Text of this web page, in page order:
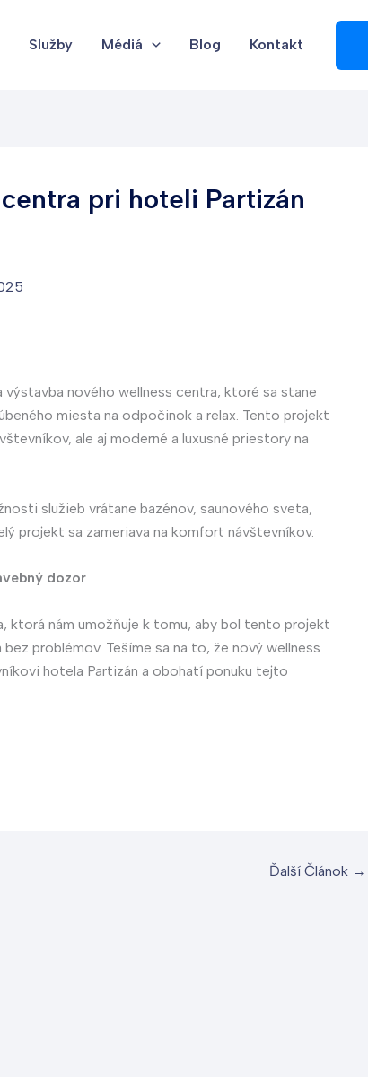
Služby Médiá Blog Kontakt
pri hoteli Partizán
výstavba nového wellness centra, ktoré sa stane
miesta na odpočinok a relax. Tento projekt
ale aj moderné a luxusné priestory na
služieb vrátane bazénov, saunového sveta,
projekt sa zameriava na komfort návštevníkov.
dozor
ktorá nám umožňuje k tomu, aby bol tento projekt
problémov. Tešíme sa na to, že nový wellness
hotela Partizán a obohatí ponuku tejto
Ďalší Článok →